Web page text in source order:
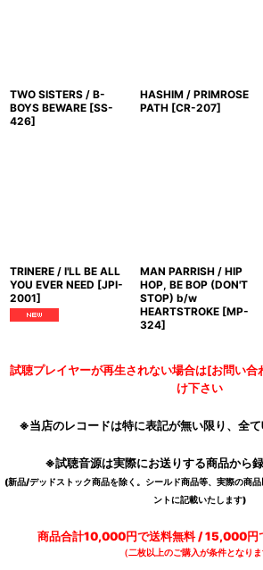
TWO SISTERS / B-
BOYS BEWARE [SS-
426]
HASHIM / PRIMROSE
PATH [CR-207]
TRINERE / I'LL BE ALL
YOU EVER NEED [JPI-
2001]
MAN PARRISH / HIP
HOP, BE BOP (DON'T
STOP) b/w
HEARTSTROKE [MP-
324]
試聴プレイヤーが再生されない場合は[お問い
け下さい
※当店のレコードは特に表記が無い限り、全
※試聴音源は実際にお送りする商品から
(新品/デッドストック商品を除く。シールド商品等、実際の商
ントに記載いたします)
商品合計10,000円で送料無料 / 15,000円
（二枚以上のご購入が条件となりま